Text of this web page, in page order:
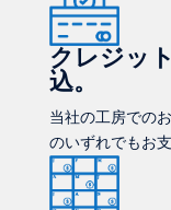
クレジッ
込。
当社の工房での
のいずれでもお